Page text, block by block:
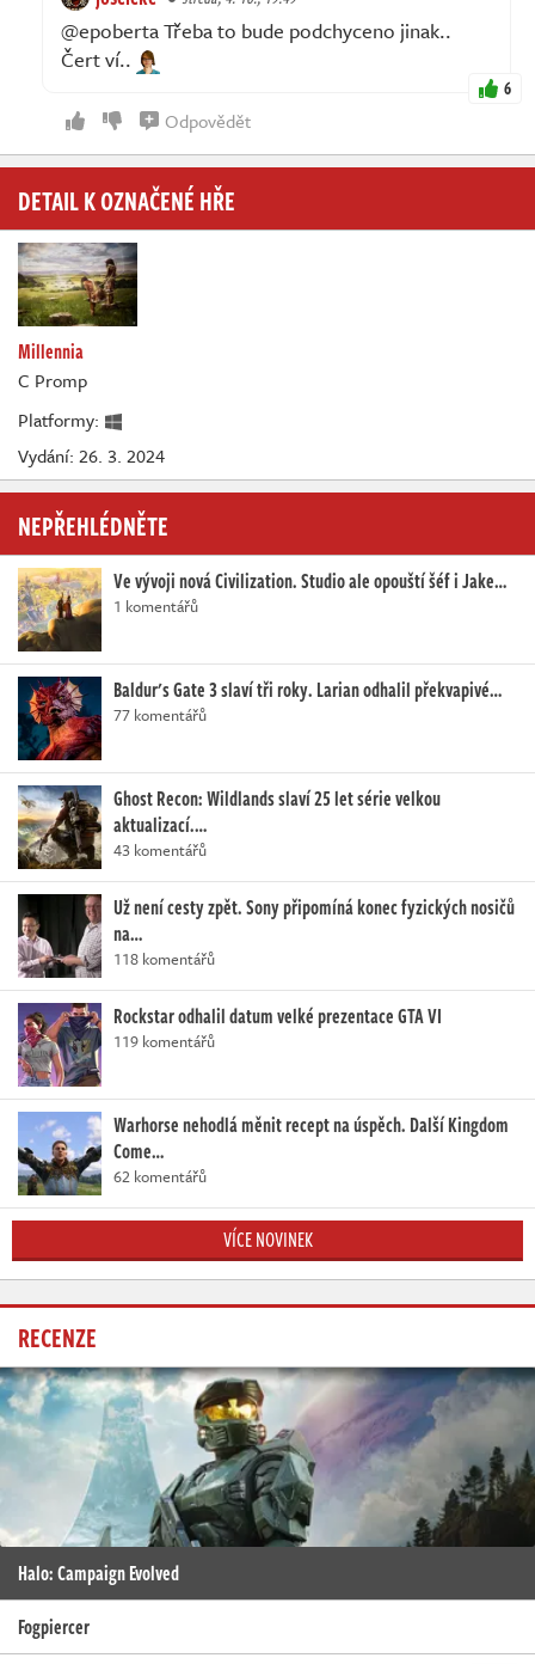
@epoberta Třeba to bude podchyceno jinak..
Čert ví..
6
Odpovědět
DETAIL K OZNAČENÉ HŘE
Millennia
C Promp
Platformy:
Vydání: 26. 3. 2024
NEPŘEHLÉDNĚTE
Ve vývoji nová Civilization. Studio ale opouští šéf i Jake…
1 komentářů
Baldur's Gate 3 slaví tři roky. Larian odhalil překvapivé…
77 komentářů
Ghost Recon: Wildlands slaví 25 let série velkou
aktualizací.…
43 komentářů
Už není cesty zpět. Sony připomíná konec fyzických nosičů
na…
118 komentářů
Rockstar odhalil datum velké prezentace GTA VI
119 komentářů
Warhorse nehodlá měnit recept na úspěch. Další Kingdom
Come…
62 komentářů
VÍCE NOVINEK
RECENZE
Halo: Campaign Evolved
Fogpiercer